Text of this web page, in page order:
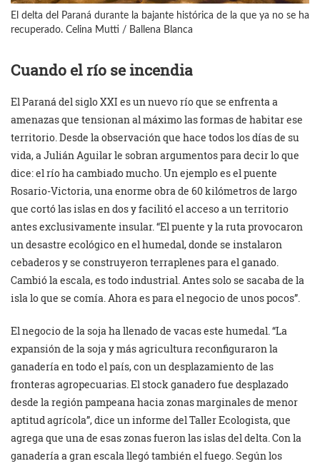
El delta del Paraná durante la bajante histórica de la que ya no se ha
recuperado. Celina Mutti / Ballena Blanca
Cuando el río se incendia
El Paraná del siglo XXI es un nuevo río que se enfrenta a
amenazas que tensionan al máximo las formas de habitar ese
territorio. Desde la observación que hace todos los días de su
vida, a Julián Aguilar le sobran argumentos para decir lo que
dice: el río ha cambiado mucho. Un ejemplo es el puente
Rosario-Victoria, una enorme obra de 60 kilómetros de largo
que cortó las islas en dos y facilitó el acceso a un territorio
antes exclusivamente insular. “El puente y la ruta provocaron
un desastre ecológico en el humedal, donde se instalaron
cebaderos y se construyeron terraplenes para el ganado.
Cambió la escala, es todo industrial. Antes solo se sacaba de la
isla lo que se comía. Ahora es para el negocio de unos pocos”.
El negocio de la soja ha llenado de vacas este humedal. “La
expansión de la soja y más agricultura reconfiguraron la
ganadería en todo el país, con un desplazamiento de las
fronteras agropecuarias. El stock ganadero fue desplazado
desde la región pampeana hacia zonas marginales de menor
aptitud agrícola”, dice un informe del Taller Ecologista, que
agrega que una de esas zonas fueron las islas del delta. Con la
ganadería a gran escala llegó también el fuego. Según los